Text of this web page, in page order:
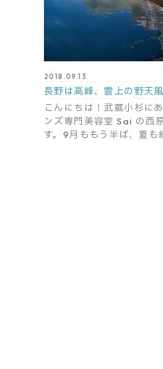
2018.09.13
長野は高峰、雲上の野天
こんにちは！武蔵小杉に
ンズ専門美容室 Sai の西
す。9月ももう半ば、夏も